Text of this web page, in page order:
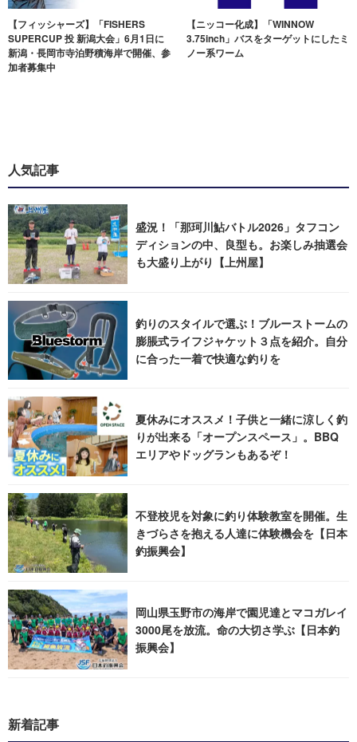
【フィッシャーズ】「FISHERS
SUPERCUP 投 新潟大会」6月1日に
新潟・長岡市寺泊野積海岸で開催、参
加者募集中
【ニッコー化成】「WINNOW
3.75inch」バスをターゲットにしたミ
ノー系ワーム
人気記事
盛況！「那珂川鮎バトル2026」タフコン
ディションの中、良型も。お楽しみ抽選会
も大盛り上がり【上州屋】
釣りのスタイルで選ぶ！ブルーストームの
膨脹式ライフジャケット３点を紹介。自分
に合った一着で快適な釣りを
夏休みにオススメ！子供と一緒に涼しく釣
りが出来る「オープンスペース」。BBQ
エリアやドッグランもあるぞ！
不登校児を対象に釣り体験教室を開催。生
きづらさを抱える人達に体験機会を【日本
釣振興会】
岡山県玉野市の海岸で園児達とマコガレイ
3000尾を放流。命の大切さ学ぶ【日本釣
振興会】
新着記事